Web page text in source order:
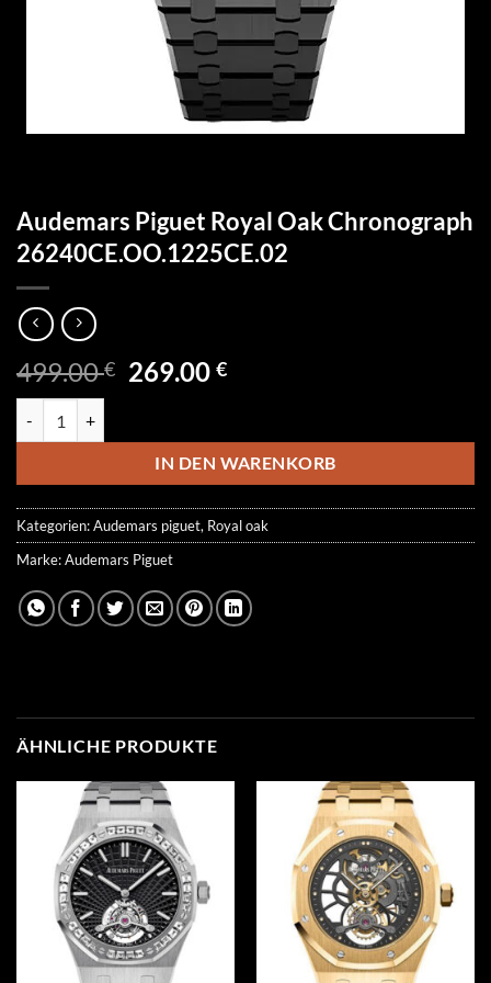
Audemars Piguet Royal Oak Chronograph
26240CE.OO.1225CE.02
499.00€ Ursprünglicher
499.00 €
269.00€Aktueller
269.00 €.
IN DEN WARENKORB
Kategorien:Audemars piguet, Royal oak
Marke:Audemars Piguet
ÄHNLICHE PRODUKTE